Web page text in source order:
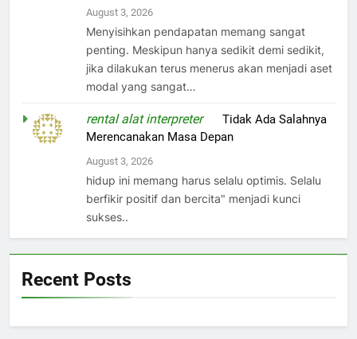
August 3, 2026
Menyisihkan pendapatan memang sangat
penting. Meskipun hanya sedikit demi sedikit,
jika dilakukan terus menerus akan menjadi aset
modal yang sangat…
rental alat interpreteronTidak Ada Salahnya
Merencanakan Masa Depan
August 3, 2026
hidup ini memang harus selalu optimis. Selalu
berfikir positif dan bercita" menjadi kunci
sukses..
Recent Posts